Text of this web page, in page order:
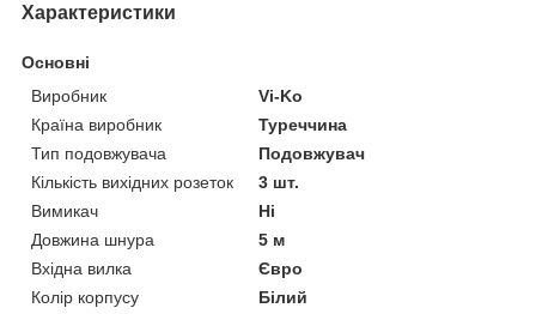
Характеристики
Основні
Виробник
Vi-Ko
Країна виробник
Туреччина
Тип подовжувача
Подовжувач
Кількість вихідних розеток
3 шт.
Вимикач
Ні
Довжина шнура
5 м
Вхідна вилка
Євро
Колір корпусу
Білий